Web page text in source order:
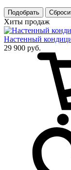
Подобрать
Хиты продаж
Настенный
29 900 руб.